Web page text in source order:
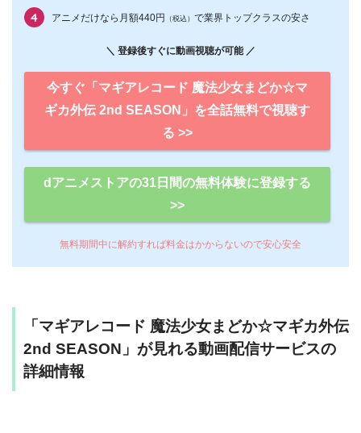
アニメだけなら月額440円 （税込） で業界トップクラスの安さ
＼ 登録後すぐに動画視聴が可能 ／
今すぐ「マギアレコード 魔法少女まどか☆マ
ギカ外伝 2nd SEASON」を全話無料で視聴す
る >>
dアニメストアの31日間の無料体験に登録する
>>
無料期間中に解約すれば料金はかからないので安心安全
「マギアレコード 魔法少女まどか☆マギカ外伝
2nd SEASON」が見れる動画配信サービスの
詳細情報